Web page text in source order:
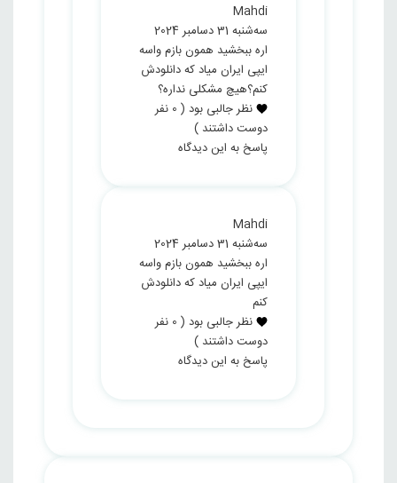
Mahdi
سه‌شنبه 31 دسامبر 2024
اره ببخشید همون بازم واسه
ایپی ایران میاد که دانلودش
کنم؟هیچ مشکلی نداره؟
نظر جالبی بود (
0 نفر
دوست داشتند )
پاسخ به این دیدگاه
Mahdi
سه‌شنبه 31 دسامبر 2024
اره ببخشید همون بازم واسه
ایپی ایران میاد که دانلودش
کنم
نظر جالبی بود (
0 نفر
دوست داشتند )
پاسخ به این دیدگاه